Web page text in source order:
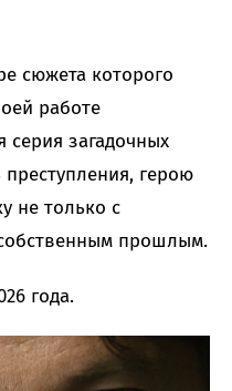
сюжета которого
работе
серия загадочных
герою
не только с
прошлым.
года.